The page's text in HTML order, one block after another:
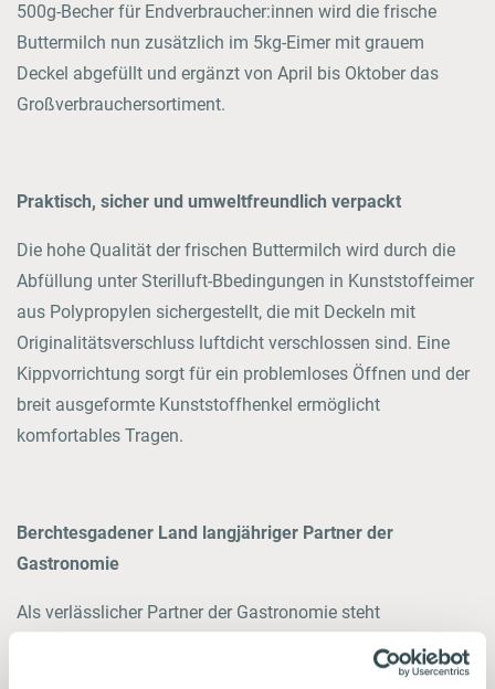
500g-Becher für Endverbraucher:innen wird die frische
Buttermilch nun zusätzlich im 5kg-Eimer mit grauem
Deckel abgefüllt und ergänzt von April bis Oktober das
Großverbrauchersortiment.
Praktisch, sicher und umweltfreundlich verpackt
Die hohe Qualität der frischen Buttermilch wird durch die
Abfüllung unter Sterilluft-Bbedingungen in Kunststoffeimer
aus Polypropylen sichergestellt, die mit Deckeln mit
Originalitätsverschluss luftdicht verschlossen sind. Eine
Kippvorrichtung sorgt für ein problemloses Öffnen und der
breit ausgeformte Kunststoffhenkel ermöglicht
komfortables Tragen.
Berchtesgadener Land langjähriger Partner der
Gastronomie
Als verlässlicher Partner der Gastronomie steht
Berchtesgadener Land seit Jahren für hervorragende
Qualität bei Milch und Milchprodukten und hat sich zu